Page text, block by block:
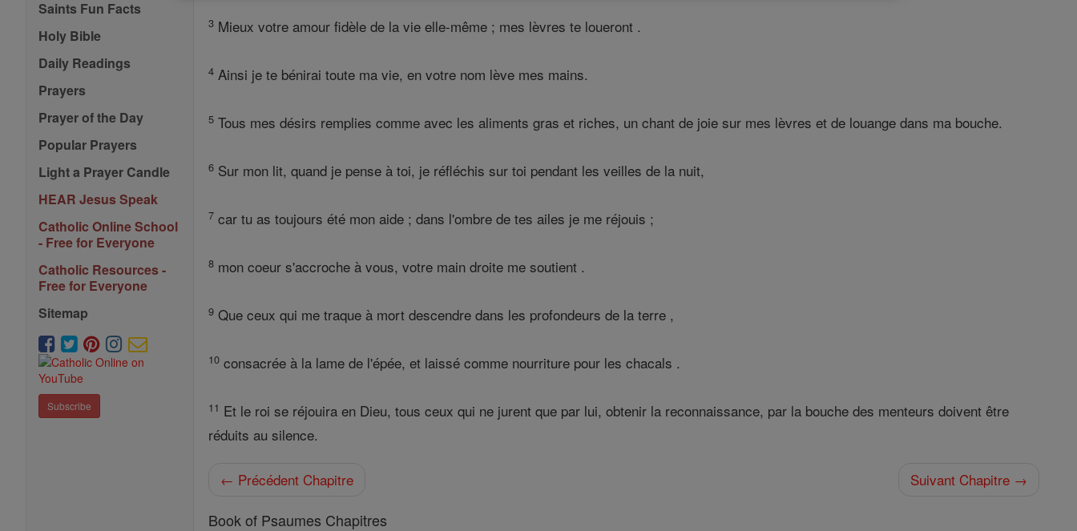
Saints Fun Facts
Holy Bible
Daily Readings
Prayers
Prayer of the Day
Popular Prayers
Light a Prayer Candle
HEAR Jesus Speak
Catholic Online School
- Free for Everyone
Catholic Resources -
Free for Everyone
Sitemap
Subscribe
3 Mieux votre amour fidèle de la vie elle-même ; mes lèvres te loueront .
4 Ainsi je te bénirai toute ma vie, en votre nom lève mes mains.
5 Tous mes désirs remplies comme avec les aliments gras et riches, un chant de joie sur mes lèvres et de louange dans ma bouche.
6 Sur mon lit, quand je pense à toi, je réfléchis sur toi pendant les veilles de la nuit,
7 car tu as toujours été mon aide ; dans l'ombre de tes ailes je me réjouis ;
8 mon coeur s'accroche à vous, votre main droite me soutient .
9 Que ceux qui me traque à mort descendre dans les profondeurs de la terre ,
10 consacrée à la lame de l'épée, et laissé comme nourriture pour les chacals .
11 Et le roi se réjouira en Dieu, tous ceux qui ne jurent que par lui, obtenir la reconnaissance, par la bouche des menteurs doivent être
réduits au silence.
← Précédent Chapitre Suivant Chapitre →
Book of Psaumes Chapitres